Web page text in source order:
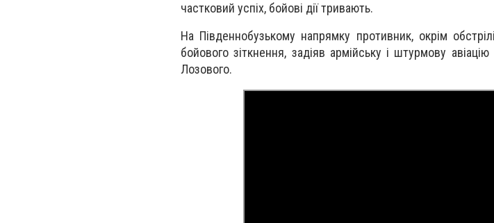
частковий успіх, бойові дії тривають.
На Південнобузькому напрямку противник, окрім
бойового зіткнення, задіяв армійську і штурмову
Лозового.